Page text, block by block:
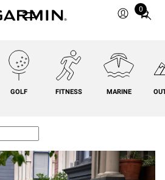
0
Total
GOLF FITNESS MARINE